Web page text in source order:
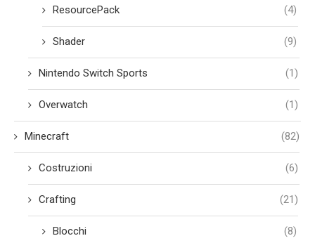
ResourcePack (4)
Shader (9)
Nintendo Switch Sports (1)
Overwatch (1)
Minecraft (82)
Costruzioni (6)
Crafting (21)
Blocchi (8)